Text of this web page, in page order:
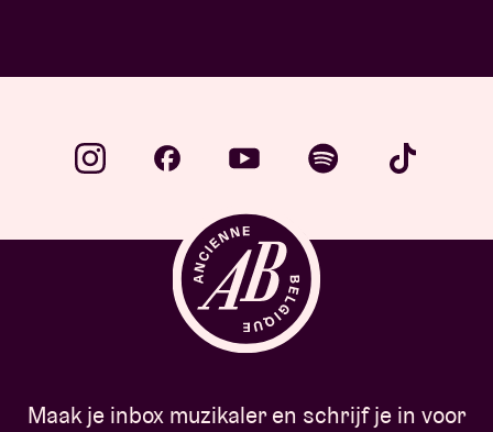
Maak je inbox muzikaler en schrijf je in voor